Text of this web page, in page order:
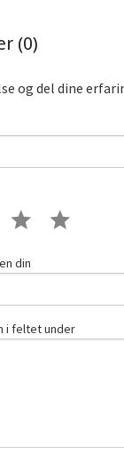
(0)
og del dine
4 star 5 star
din
i feltet under